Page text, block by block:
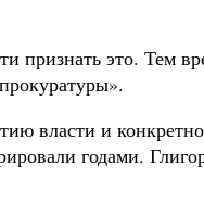
признать это. Тем
власти и
годами.